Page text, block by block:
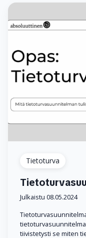
Tietoturva
Julkaistu 08.05.2024
tiivistetysti se miten